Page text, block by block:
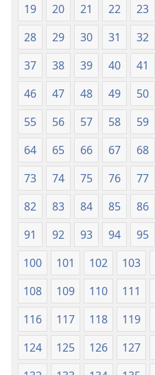
19
20 21 22 23
28
29 30 31 32
37
38 39 40 41
46
47 48 49 50
55
56 57 58 59
64
65 66 67 68
73
74 75 76 77
82
83 84 85 86
91
92 93 94 95
100
101 102 103
108
109 110 111
116
117 118 119
124
125 126 127